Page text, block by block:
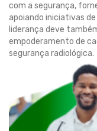
com a segurança,
apoiando iniciativas
liderança deve
empoderamento de
segurança radiológica.